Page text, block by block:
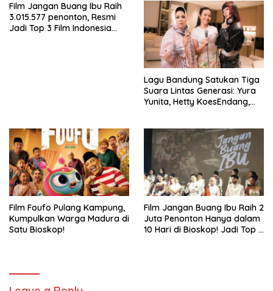
Penculikan Anak yang Masih
Terjadi
Film Jangan Buang Ibu Raih
3.015.577 penonton, Resmi
Jadi Top 3 Film Indonesia
Lagu Bandung Satukan Tiga
Suara Lintas Generasi: Yura
Yunita, Hetty KoesEndang,
Film Foufo Pulang Kampung,
Kumpulkan Warga Madura di
Satu Bioskop!
Film Jangan Buang Ibu Raih 2
Juta Penonton Hanya dalam
10 Hari di Bioskop! Jadi Top 5